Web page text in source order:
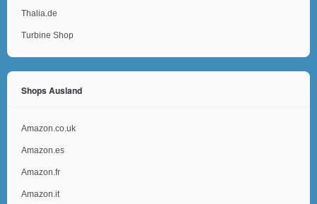
Thalia.de
Turbine Shop
Shops Ausland
Amazon.co.uk
Amazon.es
Amazon.fr
Amazon.it